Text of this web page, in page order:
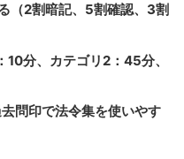
（2割暗記、5割確認、3割
分、カテゴリ2：45分、
問印で法令集を使いやす